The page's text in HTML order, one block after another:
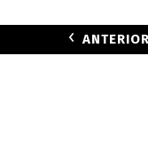
ANTERIOR